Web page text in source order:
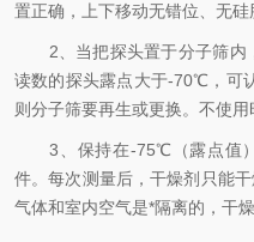
置正确，上下移动无错位、无硅
2、当把探头置于分子筛内
读数的探头露点大于-70℃，可
则分子筛要再生或更换。不使用
3、保持在-75℃（露点值）
件。每次测量后，干燥剂只能
气体和室内空气是*隔离的，干